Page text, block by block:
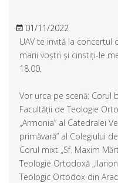
01/11/2022
UAV te invită la concertul
marii voștri și cinstiți-le
18.00.
Vor urca pe scenă: Corul
Facultății de Teologie
„Armonia” al Catedralei
primăvară” al Colegiului
Corul mixt „Sf. Maxim
Teologie Ortodoxă
Teologic Ortodox din